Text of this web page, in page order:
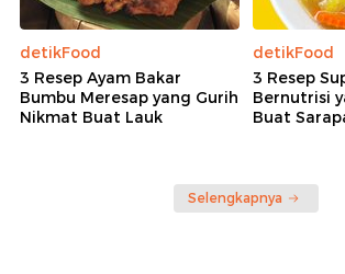
detikFood
3 Resep Ayam Bakar
Bumbu Meresap yang Gurih
Nikmat Buat Lauk
detikFood
3 Resep
Bernutrisi
Buat
Selengkapnya